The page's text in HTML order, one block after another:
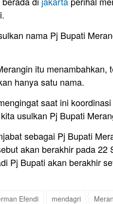
nama Pj Bupati
itu menambahkan,
hanya satu nama.
saat ini
usulkan Pj Bupati
sebagai Pj Bupati
akan berakhir pada 22
Pj Bupati akan berakhir
Efendi mendagri